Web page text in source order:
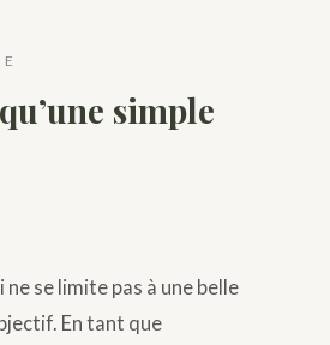
simple
se limite pas à une belle
En tant que